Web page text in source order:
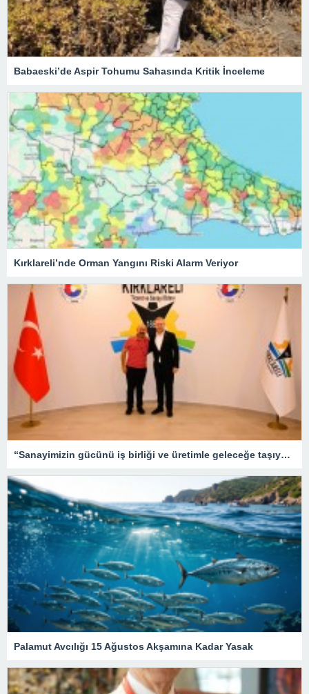
Babaeski’de Aspir Tohumu Sahasında Kritik İnceleme
Kırklareli’nde Orman Yangını Riski Alarm Veriyor
“Sanayimizin gücünü iş birliği ve üretimle geleceğe taşıyoruz”
Palamut Avcılığı 15 Ağustos Akşamına Kadar Yasak